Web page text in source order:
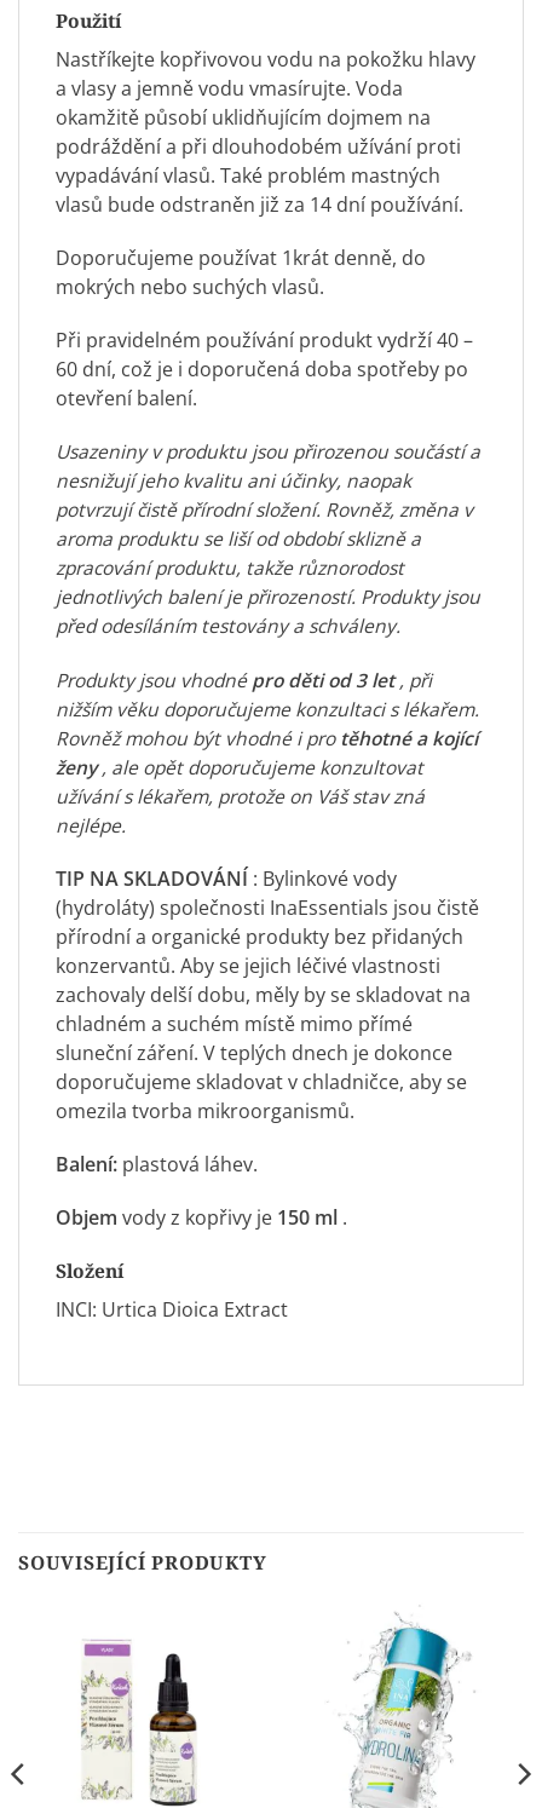
Použití
Nastříkejte kopřivovou vodu na pokožku hlavy
a vlasy a jemně vodu vmasírujte. Voda
okamžitě působí uklidňujícím dojmem na
podráždění a při dlouhodobém užívání proti
vypadávání vlasů. Také problém mastných
vlasů bude odstraněn již za 14 dní používání.
Doporučujeme používat 1krát denně, do
mokrých nebo suchých vlasů.
Při pravidelném používání produkt vydrží 40 –
60 dní, což je i doporučená doba spotřeby po
otevření balení.
Usazeniny v produktu jsou přirozenou součástí a
nesnižují jeho kvalitu ani účinky, naopak
potvrzují čistě přírodní složení. Rovněž, změna v
aroma produktu se liší od období sklizně a
zpracování produktu, takže různorodost
jednotlivých balení je přirozeností. Produkty jsou
před odesíláním testovány a schváleny.
Produkty jsou vhodnépro děti od 3 let, při
nižším věku doporučujeme konzultaci s lékařem.
Rovněž mohou být vhodné i pro těhotné a kojící
ženy, ale opět doporučujeme konzultovat
užívání s lékařem, protože on Váš stav zná
nejlépe.
TIP NA SKLADOVÁNÍ : Bylinkové vody
(hydroláty) společnosti InaEssentials jsou čistě
přírodní a organické produkty bez přidaných
konzervantů. Aby se jejich léčivé vlastnosti
zachovaly delší dobu, měly by se skladovat na
chladném a suchém místě mimo přímé
sluneční záření. V teplých dnech je dokonce
doporučujeme skladovat v chladničce, aby se
omezila tvorba mikroorganismů.
Balení: plastová láhev.
Objem vody z kopřivy je 150 ml .
Složení
INCI: Urtica Dioica Extract
SOUVISEJÍCÍ PRODUKTY